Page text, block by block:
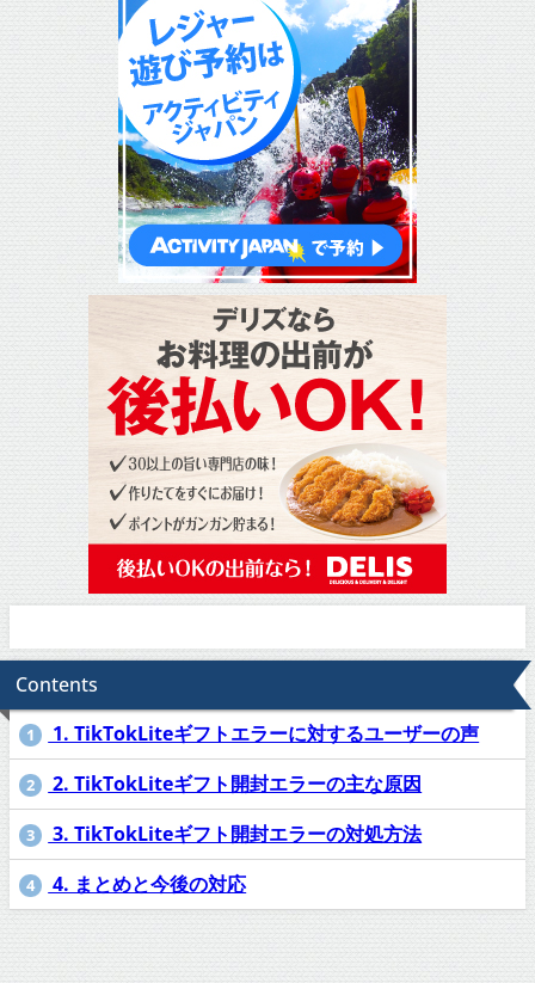
Contents
1 1. TikTokLiteギフトエラーに対するユーザーの声
2 2. TikTokLiteギフト開封エラーの主な原因
3 3. TikTokLiteギフト開封エラーの対処方法
4 4. まとめと今後の対応